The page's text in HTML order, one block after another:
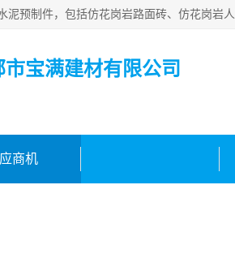
市宝满建材有限公司
商机